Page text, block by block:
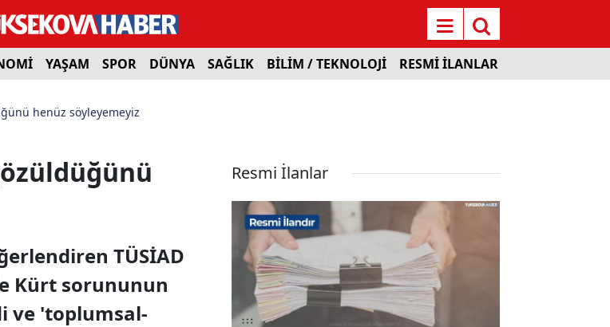
YAŞAM SPOR DÜNYA SAĞLIK BİLİM / TEKNOLOJİ RESMİ İLANLAR
henüz söyleyemeyiz
TÜSİAD
Kürt sorununun
ve 'toplumsal-
Resmi İlanlar